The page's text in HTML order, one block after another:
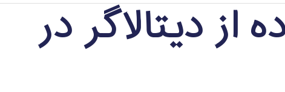
دیتالاگر در